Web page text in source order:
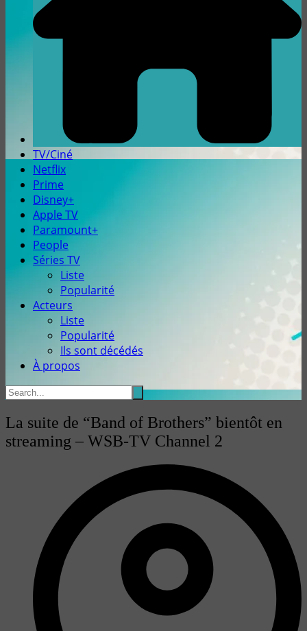
TV/Ciné
Netflix
Prime
Disney+
Apple TV
Paramount+
People
Séries TV
Liste
Popularité
Acteurs
Liste
Popularité
Ils sont décédés
À propos
La suite de “Band of Brothers” bientôt en
streaming – WSB-TV Channel 2